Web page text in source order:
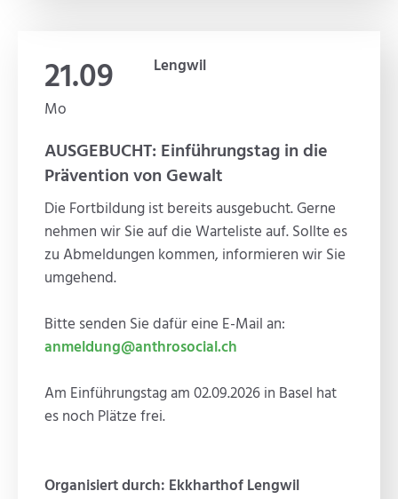
21.09
Mo
Lengwil
AUSGEBUCHT: Einführungstag in die
Prävention von Gewalt
Die Fortbildung ist bereits ausgebucht. Gerne
nehmen wir Sie auf die Warteliste auf. Sollte es
zu Abmeldungen kommen, informieren wir Sie
umgehend.
Bitte senden Sie dafür eine E-Mail an:
anmeldung@anthrosocial.ch
Am Einführungstag am 02.09.2026 in Basel hat
es noch Plätze frei.
Organisiert durch: Ekkharthof Lengwil